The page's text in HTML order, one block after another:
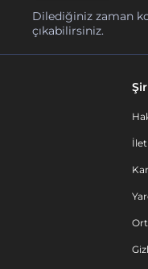
Dilediğiniz zaman
çıkabilirsiniz.